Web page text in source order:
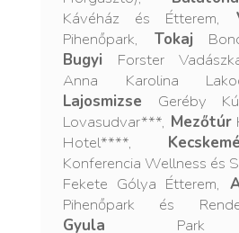
Kávéház és Étterem,
Pihenőpark, Tokaj
Bugyi Forster
Anna Karolina
Lajosmizse Geréby
Lovasudvar***, Mezőtúr
Hotel****,
Konferencia Wellness és
Fekete Gólya Étterem,
Pihenőpark és
Gyula Park